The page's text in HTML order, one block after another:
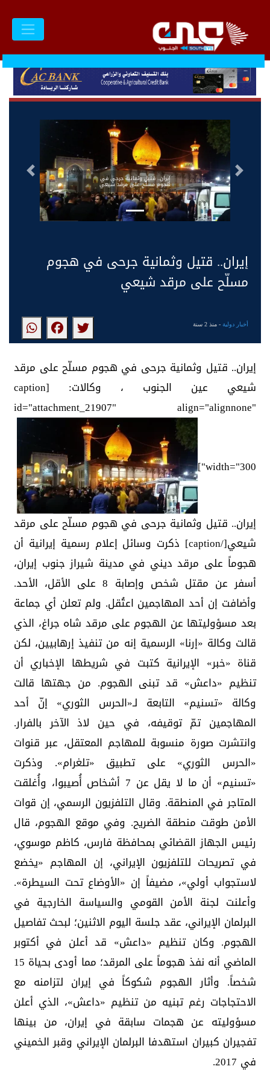
إيران.. قتيل وثمانية جرحى في
هجوم مسلّح على مرقد شيعي التالى السابق
إيران.. قتيل وثمانية جرحى في هجوم
مسلّح على مرقد شيعي
أخبار دولية- منذ 2 سنة
إيران.. قتيل وثمانية جرحى في هجوم مسلّح على مرقد
شيعي عين الجنوب ، وكالات: [caption
id="attachment_21907" align="alignnone"
width="300"]
إيران.. قتيل وثمانية جرحى في هجوم مسلّح على مرقد
شيعي[/caption] ذكرت وسائل إعلام رسمية إيرانية أن
هجوماً على مرقد ديني في مدينة شيراز جنوب إيران،
أسفر عن مقتل شخص وإصابة 8 على الأقل، الأحد.
وأضافت إن أحد المهاجمين اعتُقل. ولم تعلن أي جماعة
بعد مسؤوليتها عن الهجوم على مرقد شاه جراغ، الذي
قالت وكالة «إرنا» الرسمية إنه من تنفيذ إرهابيين، لكن
قناة «خبر» الإيرانية كتبت في شريطها الإخباري أن
تنظيم «داعش» قد تبنى الهجوم. من جهتها قالت
وكالة «تسنيم» التابعة لـ«الحرس الثوري» إنّ أحد
المهاجمين تمّ توقيفه، في حين لاذ الآخر بالفرار.
وانتشرت صورة منسوبة للمهاجم المعتقل، عبر قنوات
«الحرس الثوري» على تطبيق «تلغرام». وذكرت
«تسنيم» أن ما لا يقل عن 7 أشخاص أُصيبوا، وأُغلقت
المتاجر في المنطقة. وقال التلفزيون الرسمي، إن قوات
الأمن طوقت منطقة الضريح. وفي موقع الهجوم، قال
رئيس الجهاز القضائي بمحافظة فارس، كاظم موسوي،
في تصريحات للتلفزيون الإيراني، إن المهاجم «يخضع
لاستجواب أولي»، مضيفاً إن «الأوضاع تحت السيطرة».
وأعلنت لجنة الأمن القومي والسياسة الخارجية في
البرلمان الإيراني، عقد جلسة اليوم الاثنين؛ لبحث تفاصيل
الهجوم. وكان تنظيم «داعش» قد أعلن في أكتوبر
الماضي أنه نفذ هجوماً على المرقد؛ مما أودى بحياة 15
شخصاً. وأثار الهجوم شكوكاً في إيران لتزامنه مع
الاحتجاجات رغم تبنيه من تنظيم «داعش»، الذي أعلن
مسؤوليته عن هجمات سابقة في إيران، من بينها
تفجيران كبيران استهدفا البرلمان الإيراني وقبر الخميني
في 2017.